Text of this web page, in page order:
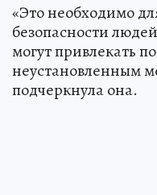
«Это необходимо
безопасности
могут привлекать
неустановленным
подчеркнула она.